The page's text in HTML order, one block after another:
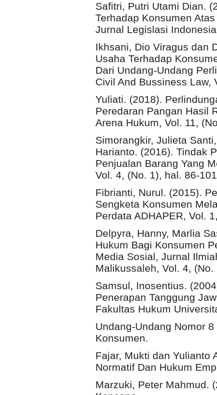
Safitri, Putri Utami Dian.
Terhadap Konsumen
Jurnal Legislasi
Ikhsani, Dio Viragus dan
Usaha Terhadap
Dari Undang-Undang
Civil And Bussiness Law,
Yuliati. (2018).
Peredaran Pangan Hasil
Arena Hukum, Vol. 11,
Simorangkir, Julieta
Harianto. (2016). Tindak
Penjualan Barang Yang
Vol. 4, (No. 1), hal. 86-
Fibrianti, Nurul. (2015).
Sengketa Konsumen
Perdata ADHAPER, Vol.
Delpyra, Hanny, Marlia
Hukum Bagi Konsumen
Media Sosial, Jurnal
Malikussaleh, Vol. 4,
Samsul, Inosentius.
Penerapan Tanggung
Fakultas Hukum
Undang-Undang Nomor
Konsumen.
Fajar, Mukti dan Yulianto
Normatif Dan Hukum
Marzuki, Peter Mahmud.